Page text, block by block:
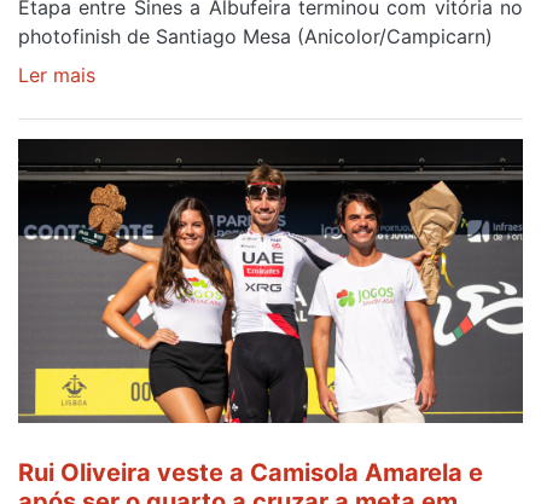
Etapa entre Sines a Albufeira terminou com vitória no
photofinish de Santiago Mesa (Anicolor/Campicarn)
Ler mais
Oliveira
é
sexto
e
continua
Camisola
Amarela
ao
da
etapa
Rui Oliveira veste a Camisola Amarela e